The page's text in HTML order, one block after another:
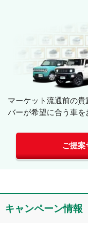
マーケット流通前の
バーが希望に合う車を
ご提案
キャンペーン情報